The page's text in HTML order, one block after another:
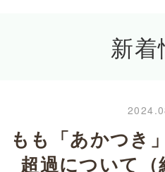
新着
もも「あかつき
超過について